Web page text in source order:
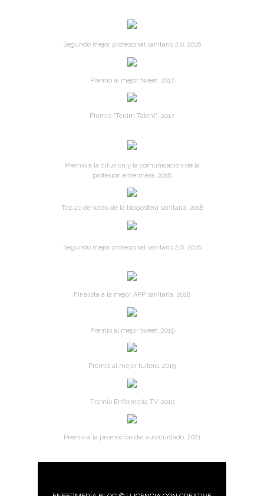
Segundo mejor profesional sanitario 2.0. 2016
Premio al mejor tweet. 2017
Premio "Tenim Talent". 2017
Premio a la difusión y la comunicación de la
profesión enfermera. 2018
Top 20 de webs de la blogosfera sanitaria. 2018
Segundo mejor profesional sanitario 2.0. 2018
Finalista a la mejor APP sanitaria. 2018
Premio al mejor tweet. 2019
Premio al mejor tuitero. 2019
Premio Enfermería TV. 2019
Premio a la promoción del autocuidado. 2021